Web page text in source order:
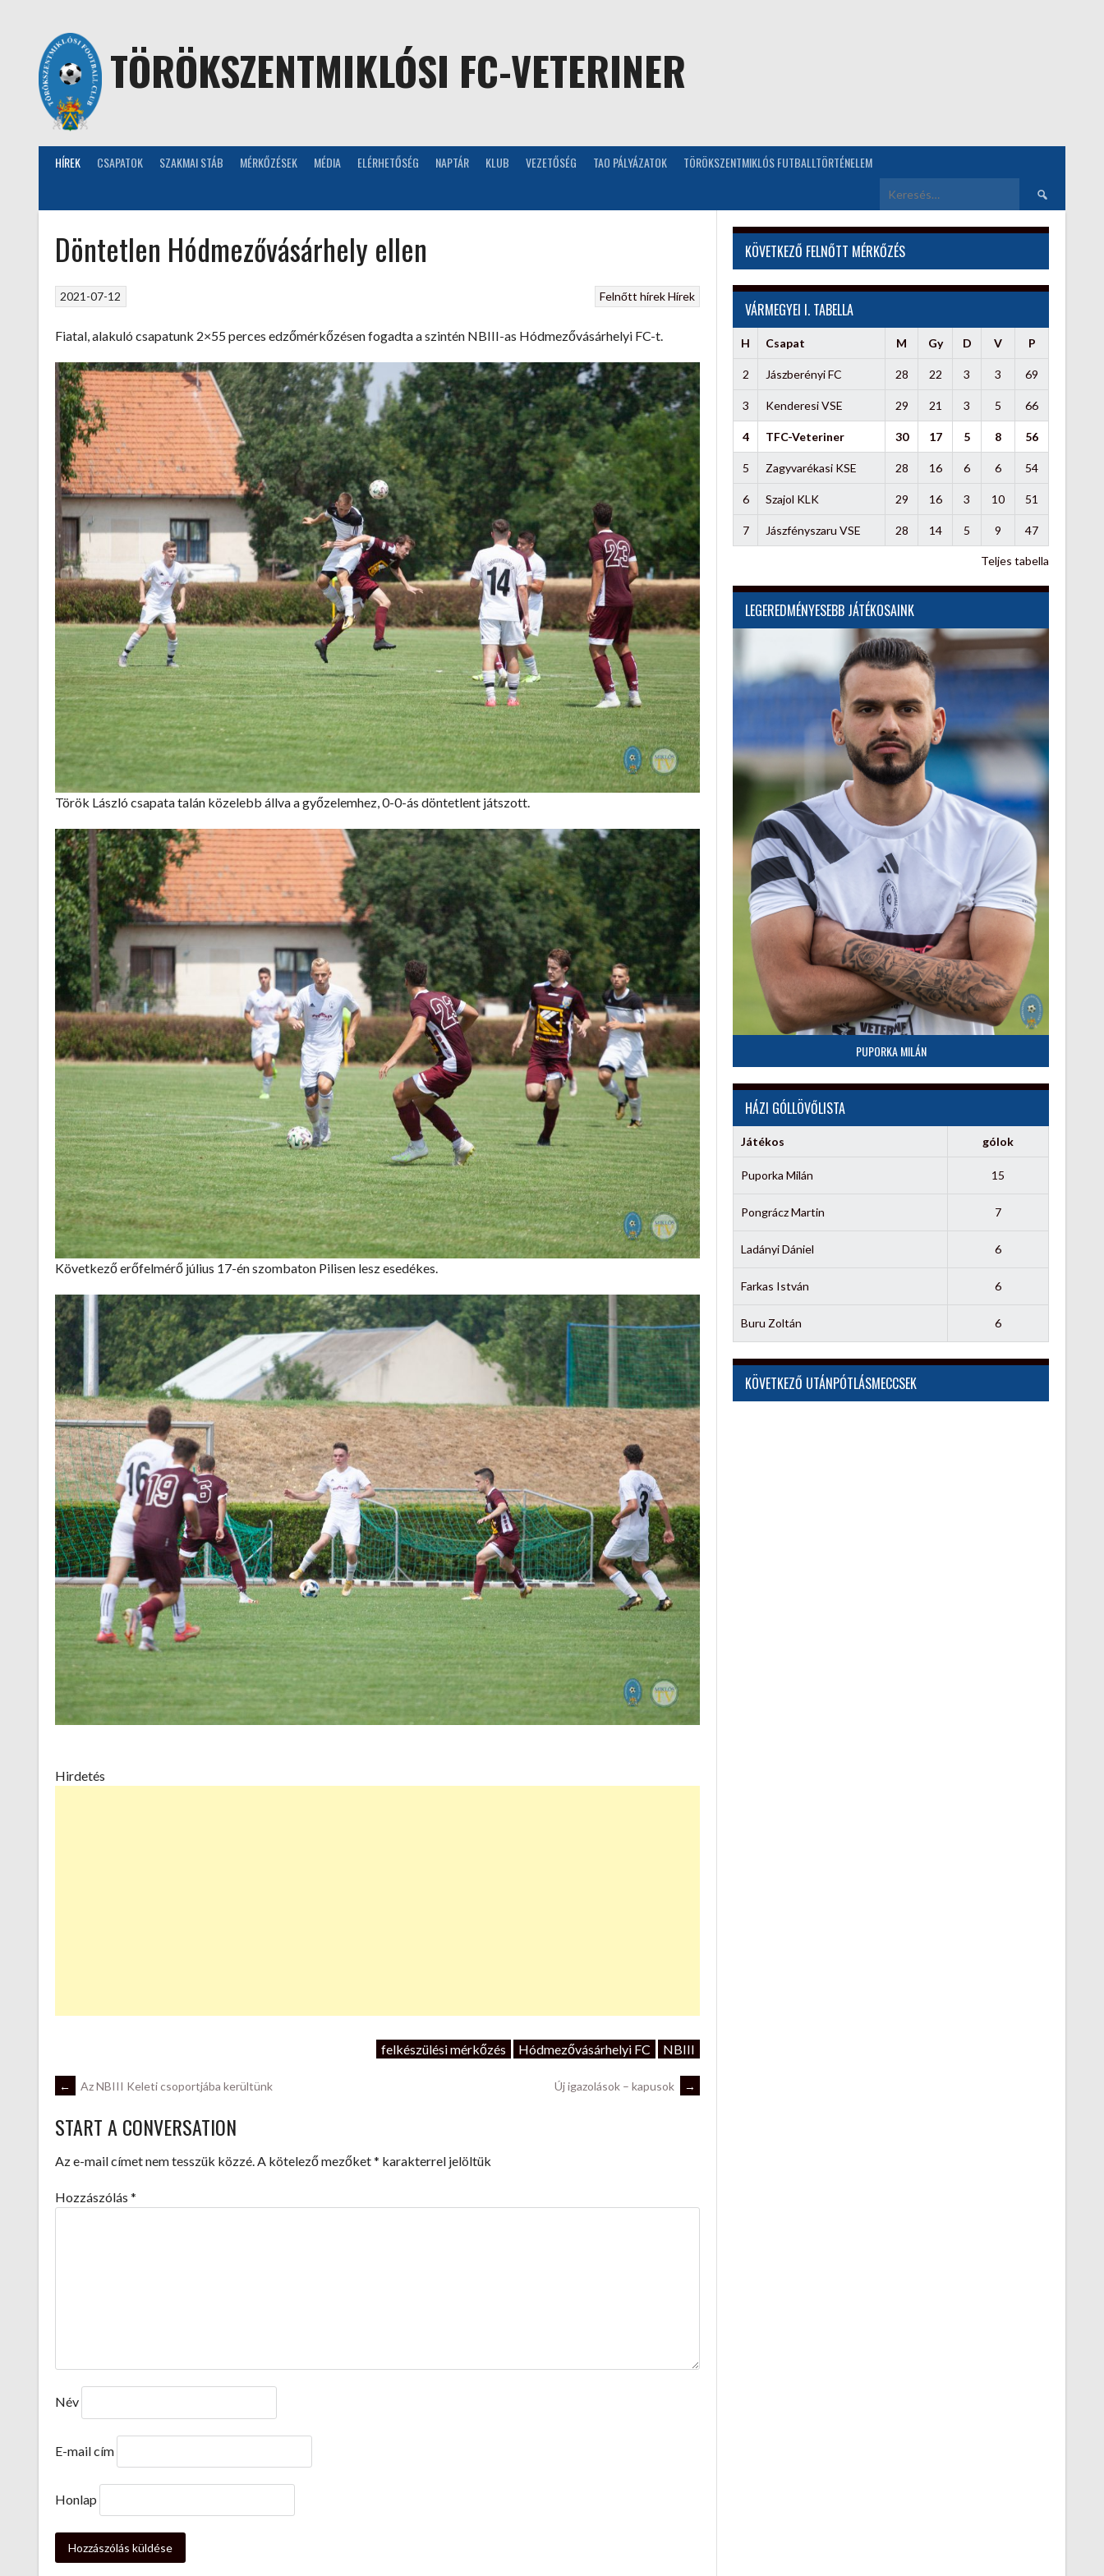
TÖRÖKSZENTMIKLÓSI FC-VETERINER
HÍREK CSAPATOK SZAKMAI STÁB MÉRKŐZÉSEK MÉDIA ELÉRHETŐSÉG NAPTÁR KLUB VEZETŐSÉG TAO PÁLYÁZATOK TÖRÖKSZENTMIKLÓS FUTBALLTÖRTÉNELEM
Keresés:
Döntetlen Hódmezővásárhely ellen
Felnőtt hírekHírek
2021-07-12
Fiatal, alakuló csapatunk 2×55 perces edzőmérkőzésen fogadta a szintén NBIII-as Hódmezővásárhelyi FC-t.
Török László csapata talán közelebb állva a győzelemhez, 0-0-ás döntetlent játszott.
Következő erőfelmérő július 17-én szombaton Pilisen lesz esedékes.
Hirdetés
felkészülési mérkőzés Hódmezővásárhelyi FC NBIII
POST
NAVIGATION
← Az NBIII Keleti csoportjába kerültünk Új igazolások – kapusok →
START A CONVERSATION
Az e-mail címet nem tesszük közzé.A kötelező mezőket* karakterrel jelöltük
Hozzászólás *
Név
E-mail cím
Honlap
KÖVETKEZŐ FELNŐTT MÉRKŐZÉS
VÁRMEGYEI I. TABELLA
H Csapat M Gy D V P
2 Jászberényi FC 28 22 3 3 69
3 Kenderesi VSE 29 21 3 5 66
4 TFC-Veteriner 30 17 5 8 56
5 Zagyvarékasi KSE 28 16 6 6 54
6 Szajol KLK 29 16 3 10 51
7 Jászfényszaru VSE 28 14 5 9 47
Teljes tabella
LEGEREDMÉNYESEBB JÁTÉKOSAINK
PUPORKA MILÁN
HÁZI GÓLLÖVŐLISTA
Játékos gólok
Puporka Milán 15
Pongrácz Martin 7
Ladányi Dániel 6
Farkas István 6
Buru Zoltán 6
KÖVETKEZŐ UTÁNPÓTLÁSMECCSEK